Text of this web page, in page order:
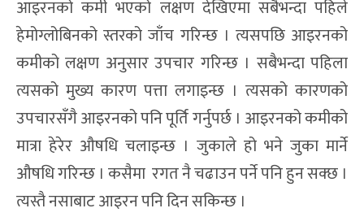
आइरनको कमी भएको लक्षण देखिएमा सबैभन्दा पहिले
हेमोग्लोबिनको स्तरको जाँच गरिन्छ । त्यसपछि आइरनको
कमीको लक्षण अनुसार उपचार गरिन्छ । सबैभन्दा पहिला
त्यसको मुख्य कारण पत्ता लगाइन्छ । त्यसको कारणको
उपचारसँगै आइरनको पनि पूर्ति गर्नुपर्छ । आइरनको कमीको
मात्रा हेरेर औषधि चलाइन्छ । जुकाले हो भने जुका मार्ने
औषधि गरिन्छ । कसैमा रगत नै चढाउन पर्ने पनि हुन सक्छ ।
त्यस्तै नसाबाट आइरन पनि दिन सकिन्छ ।